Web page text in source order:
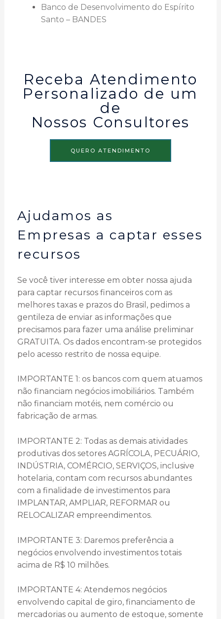
Banco de Desenvolvimento do Espírito
Santo – BANDES
Receba Atendimento
Personalizado de um
de
Nossos Consultores
QUERO ATENDIMENTO
Ajudamos as
Empresas a captar esses
recursos
Se você tiver interesse em obter nossa ajuda
para captar recursos financeiros com as
melhores taxas e prazos do Brasil, pedimos a
gentileza de enviar as informações que
precisamos para fazer uma análise preliminar
GRATUITA. Os dados encontram-se protegidos
pelo acesso restrito de nossa equipe.
IMPORTANTE 1: os bancos com quem atuamos
não financiam negócios imobiliários. Também
não financiam motéis, nem comércio ou
fabricação de armas.
IMPORTANTE 2: Todas as demais atividades
produtivas dos setores AGRÍCOLA, PECUÁRIO,
INDÚSTRIA, COMÉRCIO, SERVIÇOS, inclusive
hotelaria, contam com recursos abundantes
com a finalidade de investimentos para
IMPLANTAR, AMPLIAR, REFORMAR ou
RELOCALIZAR empreendimentos.
IMPORTANTE 3: Daremos preferência a
negócios envolvendo investimentos totais
acima de R$ 10 milhões.
IMPORTANTE 4: Atendemos negócios
envolvendo capital de giro, financiamento de
mercadorias ou aumento de estoque, somente